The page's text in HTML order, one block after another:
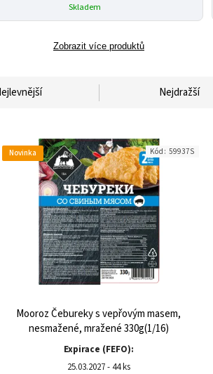
Skladem
Zobrazit více produktů
Nejdražší
Novinka
Mooroz Čebureky s vepřovým masem,
nesmažené, mražené 330g(1/16)
Expirace (FEFO):
25.03.2027 - 44 ks
Kód:59937S